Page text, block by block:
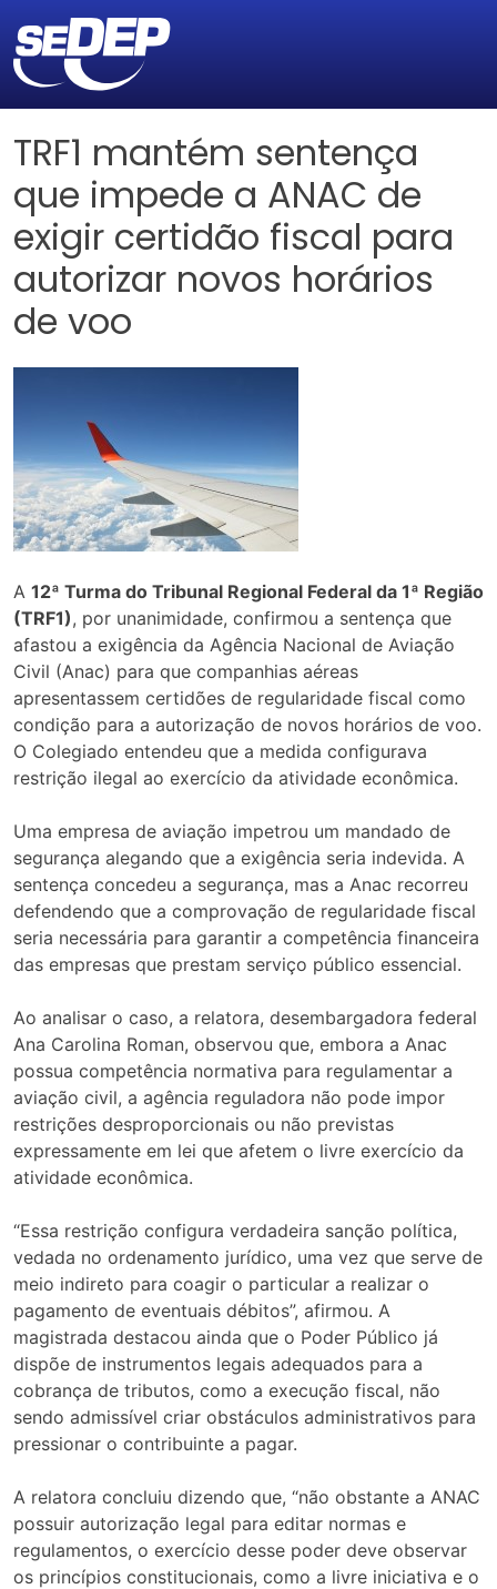
TRF1 mantém sentença
que impede a ANAC de
exigir certidão fiscal para
autorizar novos horários
de voo
A 12ª Turma do Tribunal Regional Federal da 1ª Região
(TRF1), por unanimidade, confirmou a sentença que
afastou a exigência da Agência Nacional de Aviação
Civil (Anac) para que companhias aéreas
apresentassem certidões de regularidade fiscal como
condição para a autorização de novos horários de voo.
O Colegiado entendeu que a medida configurava
restrição ilegal ao exercício da atividade econômica.
Uma empresa de aviação impetrou um mandado de
segurança alegando que a exigência seria indevida. A
sentença concedeu a segurança, mas a Anac recorreu
defendendo que a comprovação de regularidade fiscal
seria necessária para garantir a competência financeira
das empresas que prestam serviço público essencial.
Ao analisar o caso, a relatora, desembargadora federal
Ana Carolina Roman, observou que, embora a Anac
possua competência normativa para regulamentar a
aviação civil, a agência reguladora não pode impor
restrições desproporcionais ou não previstas
expressamente em lei que afetem o livre exercício da
atividade econômica.
“Essa restrição configura verdadeira sanção política,
vedada no ordenamento jurídico, uma vez que serve de
meio indireto para coagir o particular a realizar o
pagamento de eventuais débitos”, afirmou. A
magistrada destacou ainda que o Poder Público já
dispõe de instrumentos legais adequados para a
cobrança de tributos, como a execução fiscal, não
sendo admissível criar obstáculos administrativos para
pressionar o contribuinte a pagar.
A relatora concluiu dizendo que, “não obstante a ANAC
possuir autorização legal para editar normas e
regulamentos, o exercício desse poder deve observar
os princípios constitucionais, como a livre iniciativa e o